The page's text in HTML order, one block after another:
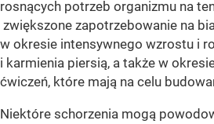
rosnących potrzeb organizmu na
zwiększone zapotrzebowanie na
w okresie intensywnego wzrostu i
i karmienia piersią, a także w
ćwiczeń, które mają na celu
Niektóre schorzenia mogą